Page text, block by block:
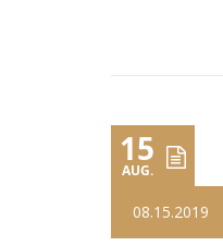
15
AUG.
08.15.2019